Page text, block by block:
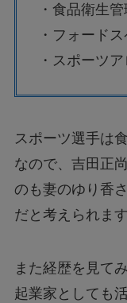
・食品衛生
・フォード
・スポーツ
スポーツ選手は
なので、吉田正
のも妻のゆり香
だと考えられます
また経歴を見て
起業家としても